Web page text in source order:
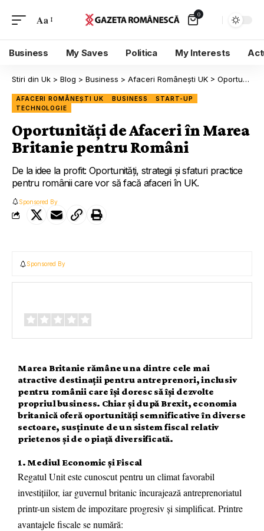
Aa 0
Business My Saves Politica My Interests
Stiri din Uk > Blog > Business > Afaceri Românești UK > Oportunități de Afaceri în Marea Britanie pentru Români
AFACERI ROMÂNEȘTI UK BUSINESS
START-UP
TECHNOLOGIE
Oportunități de Afaceri în Marea
Britanie pentru Români
De la idee la profit: Oportunități, strategii și sfaturi practice
pentru românii care vor să facă afaceri în UK.
Sponsored By
Sponsored By
Marea Britanie rămâne una dintre cele mai
atractive destinații pentru antreprenori, inclusiv
pentru românii care își doresc să își dezvolte
propriul business. Chiar și după Brexit, economia
britanică oferă oportunități semnificative în diverse
sectoare, susținute de un sistem fiscal relativ
prietenos și de o piață diversificată.
1. Mediul Economic și Fiscal
Regatul Unit este cunoscut pentru un climat favorabil
investițiilor, iar guvernul britanic încurajează antreprenoriatul
printr-un sistem de impozitare progresiv și simplificat. Printre
avantajele fiscale se numără: